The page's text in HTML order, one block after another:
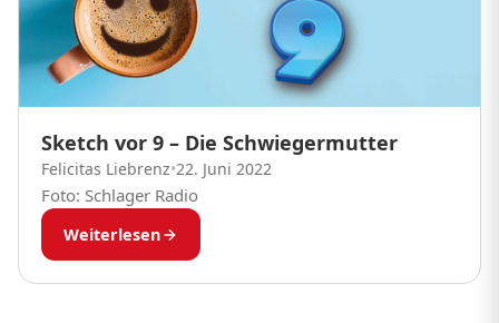
Sketch vor 9 – Die Schwiegermutter
Felicitas Liebrenz•22. Juni 2022
Foto: Schlager Radio
Weiterlesen